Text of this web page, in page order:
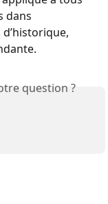
dans
d’historique,
question ?